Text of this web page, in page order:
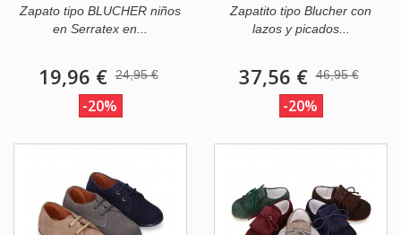
Zapato tipo BLUCHER niños
en Serratex en...
19,96 € 24,95 €
-20%
Zapatito tipo Blucher con
lazos y picados...
37,56 € 46,95 €
-20%